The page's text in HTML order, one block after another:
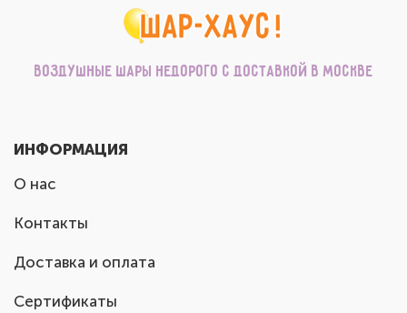
Воздушные шары недорого с доставкой в Москве
ИНФОРМАЦИЯ
О нас
Контакты
Доставка и оплата
Сертификаты